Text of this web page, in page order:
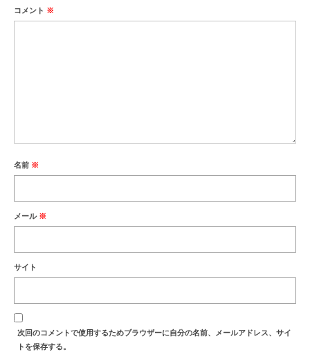
コメント ※
名前 ※
メール ※
サイト
次回のコメントで使用するためブラウザーに自分の名前、メールアドレス、サイ
トを保存する。